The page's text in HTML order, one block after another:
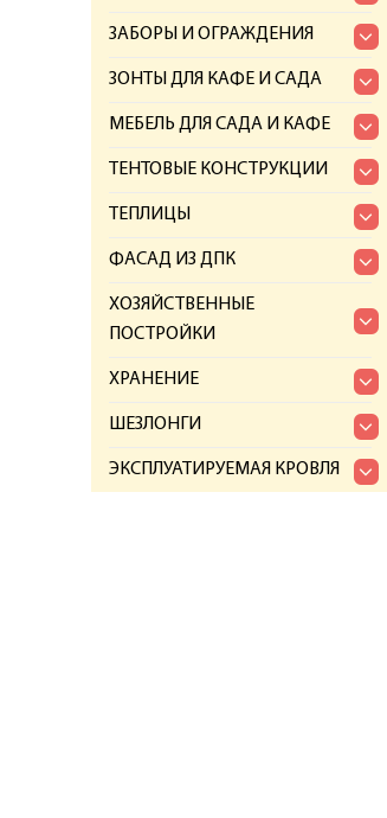
ЗАБОРЫ И ОГРАЖДЕНИЯ
ЗОНТЫ ДЛЯ КАФЕ И САДА
МЕБЕЛЬ ДЛЯ САДА И КАФЕ
ТЕНТОВЫЕ КОНСТРУКЦИИ
ТЕПЛИЦЫ
ФАСАД ИЗ ДПК
ХОЗЯЙСТВЕННЫЕ
ПОСТРОЙКИ
ХРАНЕНИЕ
ШЕЗЛОНГИ
ЭКСПЛУАТИРУЕМАЯ КРОВЛЯ